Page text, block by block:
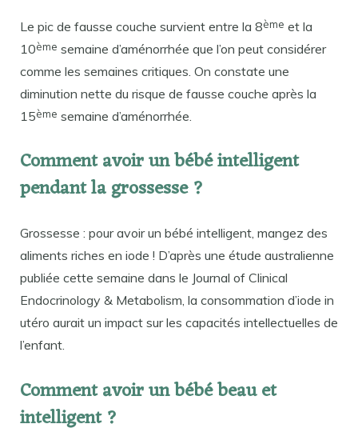
Le pic de fausse couche survient entre la 8ème et la
10ème semaine d’aménorrhée que l’on peut considérer
comme les semaines critiques. On constate une
diminution nette du risque de fausse couche après la
15ème semaine d’aménorrhée.
Comment avoir un bébé intelligent
pendant la grossesse ?
Grossesse : pour avoir un bébé intelligent, mangez des
aliments riches en iode ! D’après une étude australienne
publiée cette semaine dans le Journal of Clinical
Endocrinology & Metabolism, la consommation d’iode in
utéro aurait un impact sur les capacités intellectuelles de
l’enfant.
Comment avoir un bébé beau et
intelligent ?